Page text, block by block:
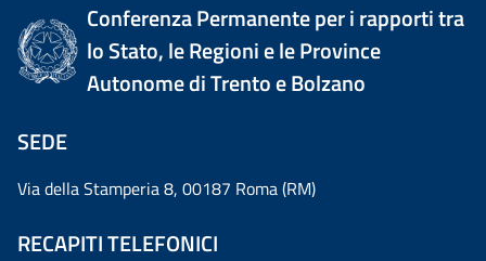
Conferenza Permanente per i rapporti tra
lo Stato, le Regioni e le Province
Autonome di Trento e Bolzano
SEDE
Via della Stamperia 8, 00187 Roma (RM)
RECAPITI TELEFONICI